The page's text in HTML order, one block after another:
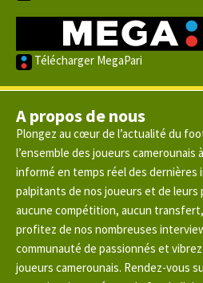
Télécharger MegaPari
A propos de nous
Plongez au cœur de l’actualité du
l’ensemble des joueurs camerounais
informé en temps réel des
palpitants de nos joueurs et de leurs
aucune compétition, aucun
profitez de nos nombreuses
communauté de passionnés et
joueurs camerounais. Rendez-vous